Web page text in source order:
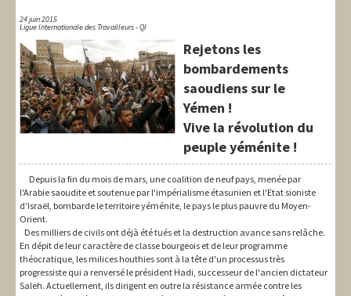
24 juin 2015
Ligue Internationale des Travailleurs - QI
Rejetons les
bombardements
saoudiens sur le
Yémen !
Vive la révolution du
peuple yéménite !
Depuis la fin du mois de mars, une coalition de neuf pays, menée par
l'Arabie saoudite et soutenue par l'impérialisme étasunien et l'Etat sioniste
d'Israël, bombarde le territoire yéménite, le pays le plus pauvre du Moyen-
Orient.
Des milliers de civils ont déjà été tués et la destruction avance sans relâche.
En dépit de leur caractère de classe bourgeois et de leur programme
théocratique, les milices houthies sont à la tête d'un processus très
progressiste qui a renversé le président Hadi, successeur de l'ancien dictateur
Saleh. Actuellement, ils dirigent en outre la résistance armée contre les